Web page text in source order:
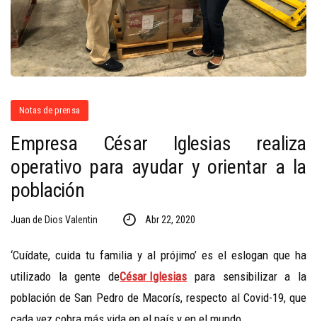
Notas de prensa
Empresa César Iglesias realiza
operativo para ayudar y orientar a la
población
Juan de Dios Valentin Abr 22, 2020
‘Cuídate, cuida tu familia y al prójimo’ es el eslogan que ha
utilizado la gente deCésar Iglesias para sensibilizar a la
población de San Pedro de Macorís, respecto al Covid-19, que